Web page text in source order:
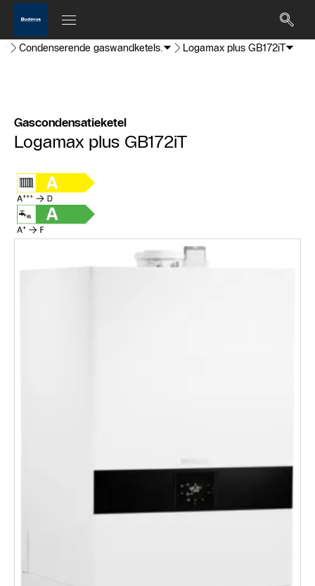
Condenserende gaswandketels. Logamax plus GB172iT
Gascondensatieketel
Logamax plus GB172iT